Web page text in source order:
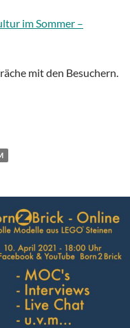
im Sommer –
mit den Besuchern.